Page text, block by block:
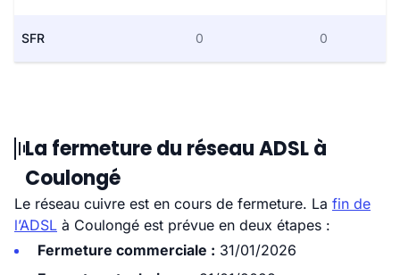
SFR 0 0
La fermeture du réseau ADSL à
Coulongé
Le réseau cuivre est en cours de fermeture. La fin de
l’ADSL à Coulongé est prévue en deux étapes :
Fermeture commerciale : 31/01/2026